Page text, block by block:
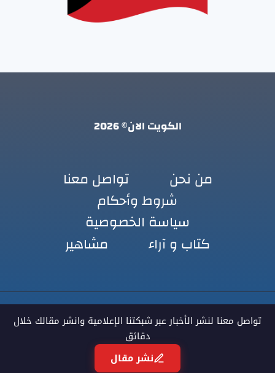
الكويت الان© 2026
من نحن
تواصل معنا
شروط وأحكام
سياسة الخصوصية
كتاب و آراء
مشاهير
تواصل معنا لنشر الأخبار عبر شبكتنا الإعلامية وانشر مقالك خلال
دقائق
نشر مقال